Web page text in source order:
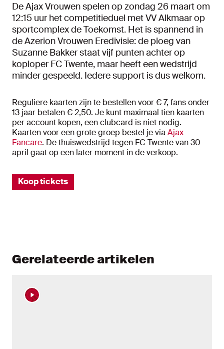
De Ajax Vrouwen spelen op zondag 26 maart om
12:15 uur het competitieduel met VV Alkmaar op
sportcomplex de Toekomst. Het is spannend in
de Azerion Vrouwen Eredivisie: de ploeg van
Suzanne Bakker staat vijf punten achter op
koploper FC Twente, maar heeft een wedstrijd
minder gespeeld. Iedere support is dus welkom.
Reguliere kaarten zijn te bestellen voor € 7, fans onder
13 jaar betalen € 2,50. Je kunt maximaal tien kaarten
per account kopen, een clubcard is niet nodig.
Kaarten voor een grote groep bestel je via Ajax
Fancare. De thuiswedstrijd tegen FC Twente van 30
april gaat op een later moment in de verkoop.
Koop tickets
Gerelateerde artikelen